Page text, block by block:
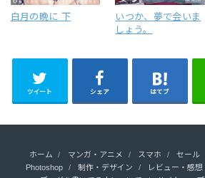
白月の晩に 下
いつか、夢で会いま
しょう。
ツイート シェア はてブ
ホーム マンガ・アニメ スマホ セール
Photoshop
制作・デザイン レビュー・感想